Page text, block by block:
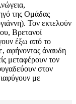
της Ομάδας
Τον εκτελούν
Βρετανοί
έξω από το
αφήνοντας άναυδη
μεταφέρουν τον
στον
με